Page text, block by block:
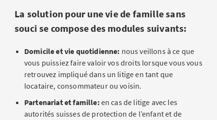
La solution pour une vie de famille sans
souci se compose des modules suivants:
Domicile et vie quotidienne: nous veillons à ce que
vous puissiez faire valoir vos droits lorsque vous vous
retrouvez impliqué dans un litige en tant que
locataire, consommateur ou voisin.
Partenariat et famille: en cas de litige avec les
autorités suisses de protection de l’enfant et de